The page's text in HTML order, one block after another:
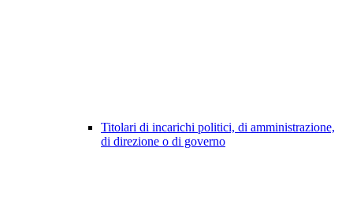
Titolari di incarichi politici, di amministrazione,
di direzione o di governo